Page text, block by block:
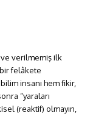
ve verilmemiş ilk
felâkete
insanı hem fikir,
“yaraları
(reaktif) olmayın,